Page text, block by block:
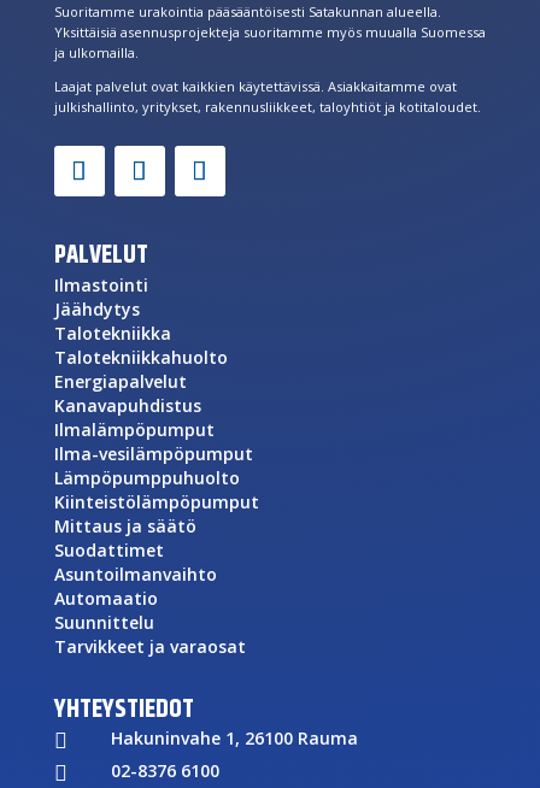
Suoritamme urakointia pääsääntöisesti Satakunnan alueella.
Yksittäisiä asennusprojekteja suoritamme myös muualla Suomessa
ja ulkomailla.
Laajat palvelut ovat kaikkien käytettävissä. Asiakkaitamme ovat
julkishallinto, yritykset, rakennusliikkeet, taloyhtiöt ja kotitaloudet.
PALVELUT
Ilmastointi
Jäähdytys
Talotekniikka
Talotekniikkahuolto
Energiapalvelut
Kanavapuhdistus
Ilmalämpöpumput
Ilma-vesilämpöpumput
Lämpöpumppuhuolto
Kiinteistölämpöpumput
Mittaus ja säätö
Suodattimet
Asuntoilmanvaihto
Automaatio
Suunnittelu
Tarvikkeet ja varaosat
YHTEYSTIEDOT
 Hakuninvahe 1, 26100 Rauma
 02-8376 6100